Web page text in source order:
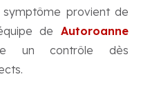
provient de
deAutoroanne
un contrôle dès